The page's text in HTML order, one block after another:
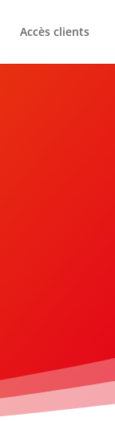
Accès clients